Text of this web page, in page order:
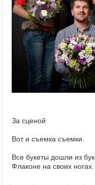
За сценой
Вот и съемка съемки.
Все букеты дошли из
Флаконе на своих ногах.